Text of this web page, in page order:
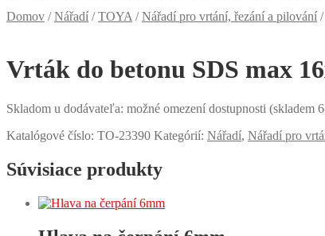
Domov /Nářadí /TOYA /Nářadí pro vrtání, řezání a pilování /
Vrták do betonu SDS max
Skladom u dodávateľa: možné omezení dostupnosti (skladem
Katalógové číslo: TO-23390 Kategórií: Nářadí, Nářadí pro
Súvisiace produkty